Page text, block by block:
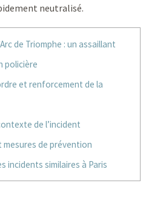
neutralisé.
de Triomphe : un assaillant
policière
et renforcement de la
de l’incident
mesures de prévention
incidents similaires à Paris